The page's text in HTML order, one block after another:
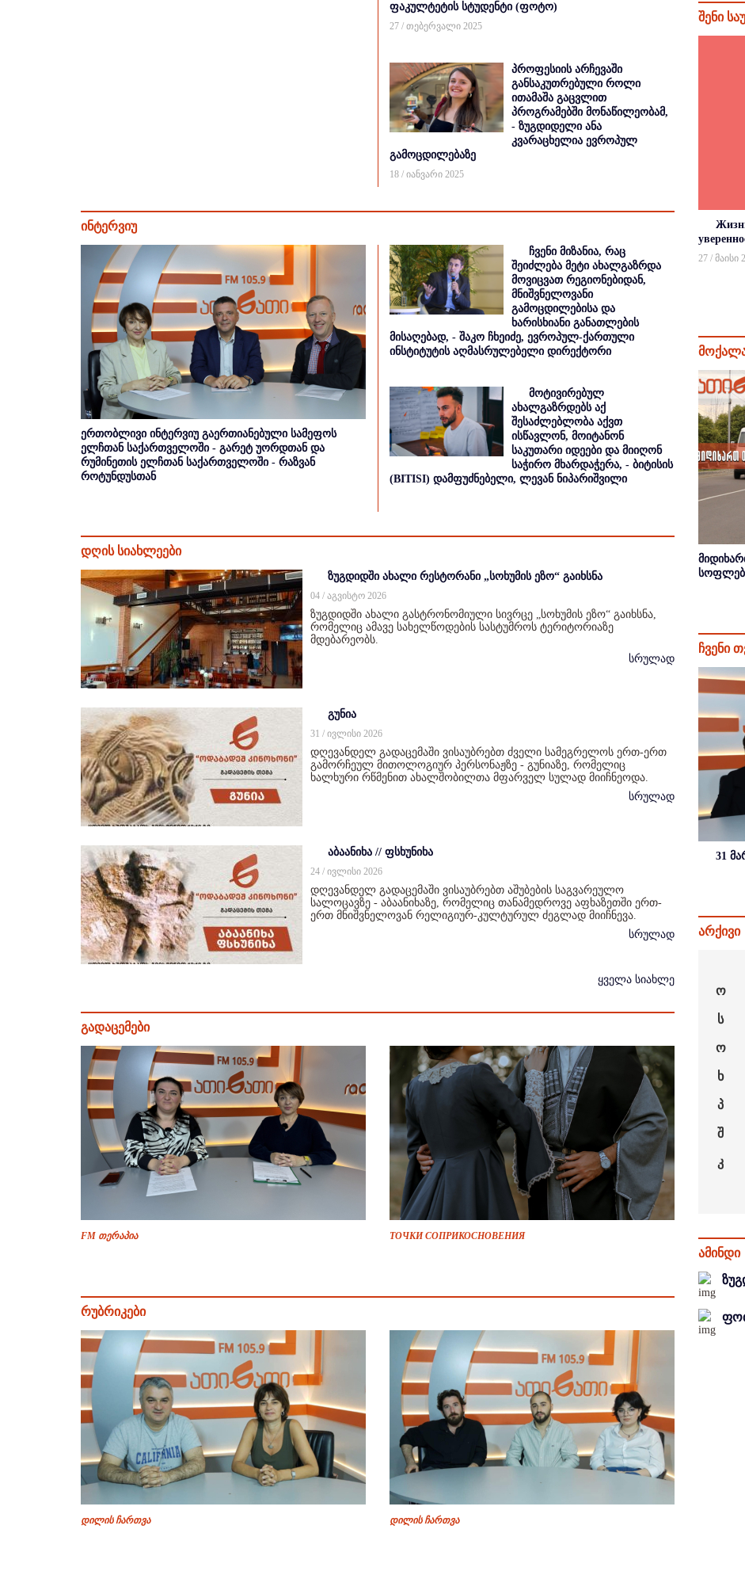
ფაკულტეტის სტუდენტი (ფოტო)
27 / თებერვალი 2025
პროფესიის არჩევაში
განსაკუთრებული როლი
ითამაშა გაცვლით
პროგრამებში მონაწილეობამ,
- ზუგდიდელი ანა
კვარაცხელია ევროპულ
გამოცდილებაზე
18 / იანვარი 2025
ინტერვიუ
ერთობლივი ინტერვიუ გაერთიანებული სამეფოს
ელჩთან საქართველოში - გარეტ უორდთან და
რუმინეთის ელჩთან საქართველოში - რაზვან
როტუნდუსთან
ჩვენი მიზანია, რაც
შეიძლება მეტი ახალგაზრდა
მოვიცვათ რეგიონებიდან,
მნიშვნელოვანი
გამოცდილებისა და
ხარისხიანი განათლების
მისაღებად, - შაკო ჩხეიძე, ევროპულ-ქართული
ინსტიტუტის აღმასრულებელი დირექტორი
მოტივირებულ
ახალგაზრდებს აქ
შესაძლებლობა აქვთ
ისწავლონ, მოიტანონ
საკუთარი იდეები და მიიღონ
საჭირო მხარდაჭერა, - ბიტისის
(BITISI) დამფუძნებელი, ლევან ნიპარიშვილი
დღის სიახლეები
ზუგდიდში ახალი რესტორანი „სოხუმის ეზო“ გაიხსნა
04 / აგვისტო 2026
ზუგდიდში ახალი გასტრონომიული სივრცე „სოხუმის ეზო“ გაიხსნა,
რომელიც ამავე სახელწოდების სასტუმროს ტერიტორიაზე
მდებარეობს.
სრულად
გუნია
31 / ივლისი 2026
დღევანდელ გადაცემაში ვისაუბრებთ ძველი სამეგრელოს ერთ-ერთ
გამორჩეულ მითოლოგიურ პერსონაჟზე - გუნიაზე, რომელიც
ხალხური რწმენით ახალშობილთა მფარველ სულად მიიჩნეოდა.
სრულად
აბაანიხა // ფსხუნიხა
24 / ივლისი 2026
დღევანდელ გადაცემაში ვისაუბრებთ აშუბების საგვარეულო
სალოცავზე - აბაანიხაზე, რომელიც თანამედროვე აფხაზეთში ერთ-
ერთ მნიშვნელოვან რელიგიურ-კულტურულ ძეგლად მიიჩნევა.
სრულად
ყველა სიახლე
გადაცემები
FM თერაპია ТОЧКИ СОПРИКОСНОВЕНИЯ
რუბრიკები
დილის ჩართვა დილის ჩართვა
შენი
27 / მაისი
ჩვენი
31
არქივი
ო
ს
ო
ხ
პ
შ
კ
ამინდი